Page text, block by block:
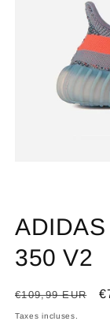
350 V2
Prix
habituel
€109,99 EUR
Taxes incluses.